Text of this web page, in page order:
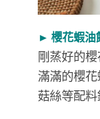
► 櫻花蝦油
剛蒸好的
滿滿的櫻
菇絲等配料